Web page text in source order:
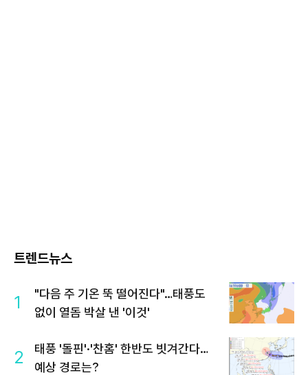
트렌드뉴스
1
"다음 주 기온 뚝 떨어진다"…태풍도
없이 열돔 박살 낸 '이것'
2
태풍 '돌핀'·'찬홈' 한반도 빗겨간다…
예상 경로는?